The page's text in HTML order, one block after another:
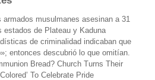
armados musulmanes asesinan a 31
estados de Plateau y Kaduna
de criminalidad indicaban que
entonces descubrió lo que omitían.
Bread? Church Turns Their
To Celebrate Pride